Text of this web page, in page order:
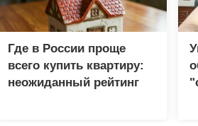
Где в России проще
всего купить квартиру:
неожиданный рейтинг